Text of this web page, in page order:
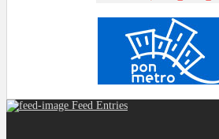
Feed Entries